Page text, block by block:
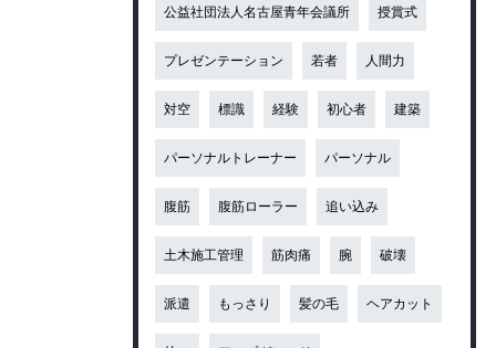
公益社団法人名古屋青年会議所 授賞式
プレゼンテーション 若者 人間力
対空 標識 経験 初心者 建築
パーソナルトレーナー パーソナル
腹筋 腹筋ローラー 追い込み
土木施工管理 筋肉痛 腕 破壊
派遣 もっさり 髪の毛 ヘアカット